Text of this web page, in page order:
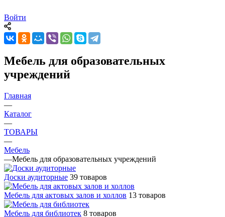
Войти
Мебель для образовательных
учреждений
Главная
—
Каталог
—
ТОВАРЫ
—
Мебель
—Мебель для образовательных учреждений
Доски аудиторные 39 товаров
Мебель для актовых залов и холлов 13 товаров
Мебель для библиотек 8 товаров